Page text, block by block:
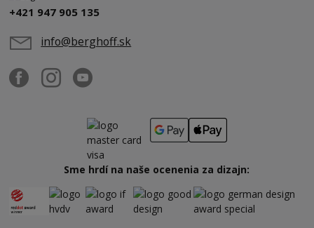
+421 947 905 135
info@berghoff.sk
Sme hrdí na naše ocenenia za dizajn: